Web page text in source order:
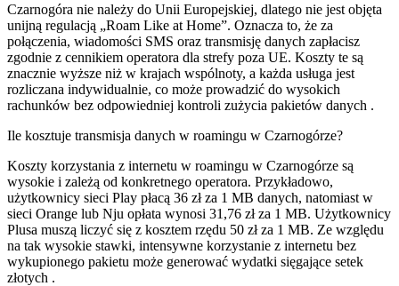
Czarnogóra nie należy do Unii Europejskiej, dlatego nie jest objęta
unijną regulacją „Roam Like at Home”. Oznacza to, że za
połączenia, wiadomości SMS oraz transmisję danych zapłacisz
zgodnie z cennikiem operatora dla strefy poza UE. Koszty te są
znacznie wyższe niż w krajach wspólnoty, a każda usługa jest
rozliczana indywidualnie, co może prowadzić do wysokich
rachunków bez odpowiedniej kontroli zużycia pakietów danych .
Ile kosztuje transmisja danych w roamingu w Czarnogórze?
Koszty korzystania z internetu w roamingu w Czarnogórze są
wysokie i zależą od konkretnego operatora. Przykładowo,
użytkownicy sieci Play płacą 36 zł za 1 MB danych, natomiast w
sieci Orange lub Nju opłata wynosi 31,76 zł za 1 MB. Użytkownicy
Plusa muszą liczyć się z kosztem rzędu 50 zł za 1 MB. Ze względu
na tak wysokie stawki, intensywne korzystanie z internetu bez
wykupionego pakietu może generować wydatki sięgające setek
złotych .